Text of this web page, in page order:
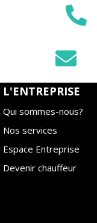
L'ENTREPRISE
Qui sommes-nous?
Nos services
Espace Entreprise
Devenir chauffeur